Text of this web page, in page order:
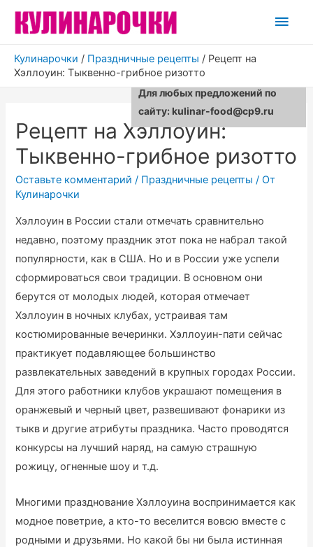
Кулинарочки / Праздничные рецепты / Рецепт на
Хэллоуин: Тыквенно-грибное ризотто
Рецепт на Хэллоуин:
Тыквенно-грибное ризотто
Оставьте комментарий / Праздничные рецепты / От
Кулинарочки
Хэллоуин в России стали отмечать сравнительно
недавно, поэтому праздник этот пока не набрал такой
популярности, как в США. Но и в России уже успели
сформироваться свои традиции. В основном они
берутся от молодых людей, которая отмечает
Хэллоуин в ночных клубах, устраивая там
костюмированные вечеринки.Хэллоуин-пати сейчас
практикует подавляющее большинство
развлекательных заведений в крупных городах России.
Для этого работники клубов украшают помещения в
оранжевый и черный цвет, развешивают фонарики из
тыкв и другие атрибуты праздника. Часто проводятся
конкурсы на лучший наряд, на самую страшную
рожицу, огненные шоу и т.д.
Многими празднование Хэллоуина воспринимается как
модное поветрие, а кто-то веселится вовсю вместе с
родными и друзьями. Но какой бы ни была истинная
Для любых предложений по
сайту: kulinar-food@cp9.ru